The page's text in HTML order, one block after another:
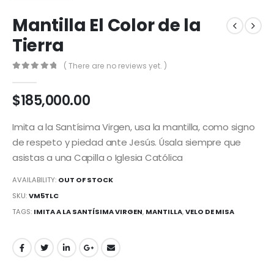
Mantilla El Color de la
Tierra
( There are no reviews yet. )
$185,000.00
Imita a la Santísima Virgen, usa la mantilla, como signo
de respeto y piedad ante Jesús. Úsala siempre que
asistas a una Capilla o Iglesia Católica
AVAILABILITY: OUT OF STOCK
SKU:VM5TLC
TAGS: IMITA A LA SANTÍSIMA VIRGEN, MANTILLA,VELO DE MISA